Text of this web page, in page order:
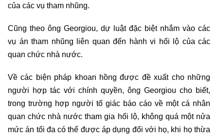
của các vụ tham nhũng.
Cũng theo ông Georgiou, dự luật đặc biệt nhắm vào các
vụ án tham nhũng liên quan đến hành vi hối lộ của các
quan chức nhà nước.
Về các biện pháp khoan hồng được đề xuất cho những
người hợp tác với chính quyền, ông Georgiou cho biết,
trong trường hợp người tố giác báo cáo về một cá nhân
quan chức nhà nước tham gia hối lộ, không quá một nửa
mức án tối đa có thể được áp dụng đối với họ, khi họ thừa